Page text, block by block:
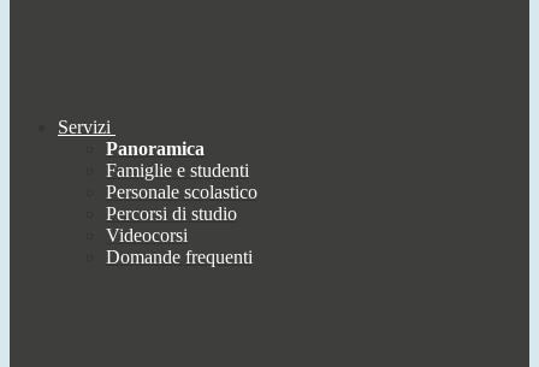
Servizi
Panoramica
Famiglie e studenti
Personale scolastico
Percorsi di studio
Videocorsi
Domande frequenti